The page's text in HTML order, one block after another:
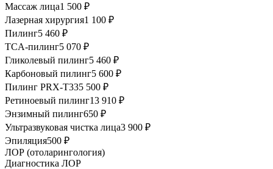
Массаж лица1 500 ₽
Лазерная хирургия1 100 ₽
Пилинг5 460 ₽
TCA-пилинг5 070 ₽
Гликолевый пилинг5 460 ₽
Карбоновый пилинг5 600 ₽
Пилинг PRX-T335 500 ₽
Ретиноевый пилинг13 910 ₽
Энзимный пилинг650 ₽
Ультразвуковая чистка лица3 900 ₽
Эпиляция500 ₽
ЛОР (отоларингология)
Диагностика ЛОР